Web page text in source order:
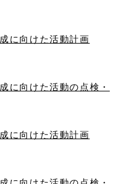
に向けた活動計画
に向けた活動の点検・
に向けた活動計画